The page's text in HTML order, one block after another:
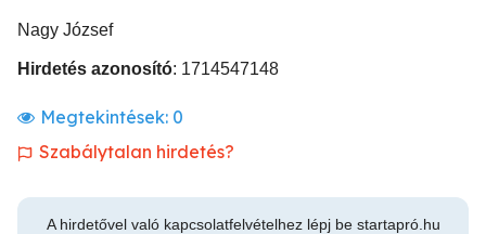
Nagy József
Hirdetés azonosító: 1714547148
Megtekintések: 0
Szabálytalan hirdetés?
A hirdetővel való kapcsolatfelvételhez lépj be startapró.hu